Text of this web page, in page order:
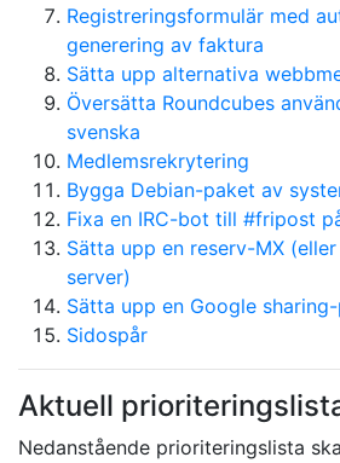
Registreringsformulär med
generering av faktura
Sätta upp alternativa
Översätta Roundcubes
svenska
Medlemsrekrytering
Bygga Debian-paket av
Fixa en IRC-bot till #fripost
Sätta upp en reserv-MX
server)
Sätta upp en Google
Sidospår
Aktuell
Nedanstående prioriteringslista